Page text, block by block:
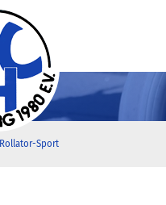
Rollator-Sport